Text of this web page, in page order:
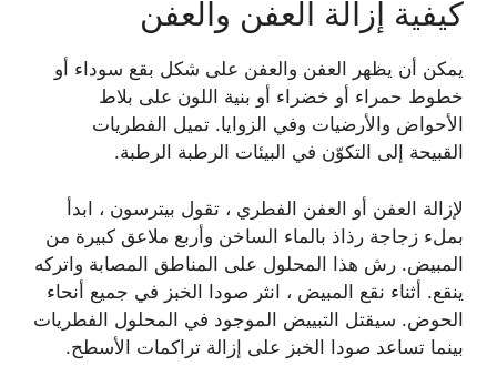
كيفية إزالة العفن والعفن
يمكن أن يظهر العفن والعفن على شكل بقع سوداء أو
خطوط حمراء أو خضراء أو بنية اللون على بلاط
الأحواض والأرضيات وفي الزوايا. تميل الفطريات
القبيحة إلى التكوّن في البيئات الرطبة الرطبة.
لإزالة العفن أو العفن الفطري ، تقول بيترسون ، ابدأ
بملء زجاجة رذاذ بالماء الساخن وأربع ملاعق كبيرة من
المبيض. رش هذا المحلول على المناطق المصابة واتركه
ينقع. أثناء نقع المبيض ، انثر صودا الخبز في جميع أنحاء
الحوض. سيقتل التبييض الموجود في المحلول الفطريات
بينما تساعد صودا الخبز على إزالة تراكمات الأسطح.